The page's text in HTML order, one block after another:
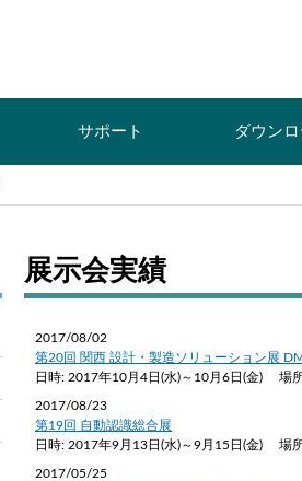
サポート ダウン
展示会実績
2017/08/02
第20回 関西 設計・製造ソリューション展
日時: 2017年10月4日(水)～10月6日(金) 場
2017/08/23
第19回 自動認識総合展
日時: 2017年9月13日(水)～9月15日(金) 場
2017/05/25